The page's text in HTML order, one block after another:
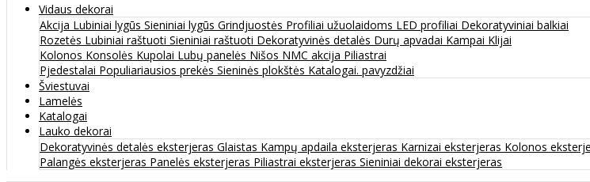
Vidaus dekorai
Akcija Lubiniai lygūs Sieniniai lygūs Grindjuostės Profiliai užuolaidoms LED profiliai Dekoratyviniai balkiai
Rozetės Lubiniai raštuoti Sieniniai raštuoti Dekoratyvinės detalės Durų apvadai Kampai Klijai
Kolonos Konsolės Kupolai Lubų panelės Nišos NMC akcija Piliastrai
Pjedestalai Populiariausios prekės Sieninės plokštės Katalogai. pavyzdžiai
Šviestuvai
Lamelės
Katalogai
Lauko dekorai
Dekoratyvinės detalės eksterjeras Glaistas Kampų apdaila eksterjeras Karnizai eksterjeras Kolonos
Palangės eksterjeras Panelės eksterjeras Piliastrai eksterjeras Sieniniai dekorai eksterjeras